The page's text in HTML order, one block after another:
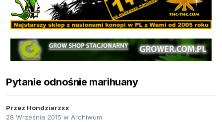
Pytanie odnośnie marihuany
Przez Hondziarzxx
28 Września 2015 w Archiwum